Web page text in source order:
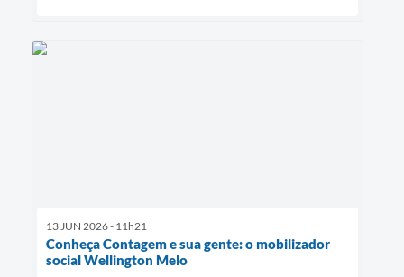
13 JUN 2026 - 11h21
Conheça Contagem e sua gente: o mobilizador
social Wellington Melo